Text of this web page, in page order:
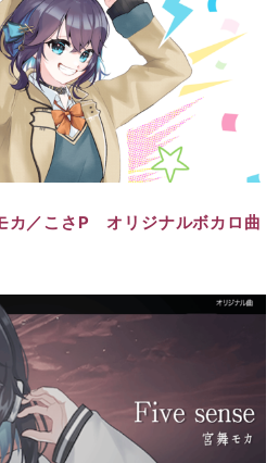
カ／こさP オリジナルボカロ曲